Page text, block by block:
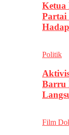
Ketua
Partai
Politik
Barru
Film